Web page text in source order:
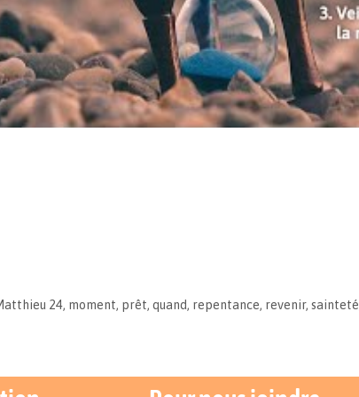
24, moment, prêt, quand, repentance, revenir, sainteté